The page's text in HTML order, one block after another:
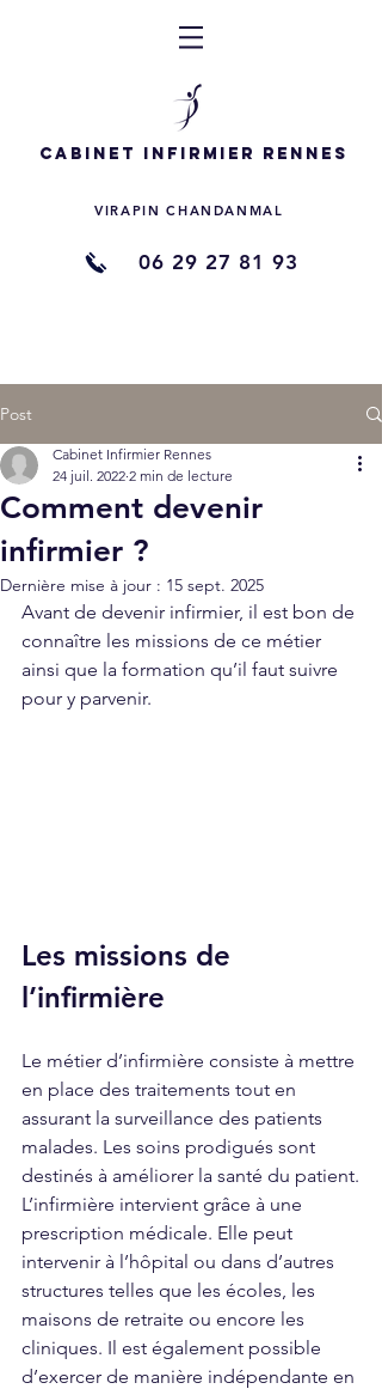
Cabinet Infirmier Rennes
VIRAPIN CHANDANMAL
06 29 27 81 93
Post
Comment devenir
infirmier ?
Cabinet Infirmier Rennes
24 juil. 2022 2 min de lecture
Dernière mise à jour : 15 sept. 2025
Avant de devenir infirmier, il est bon de
connaître les missions de ce métier
ainsi que la formation qu’il faut suivre
pour y parvenir.
Les missions de
l’infirmière
Le métier d’infirmière consiste à mettre
en place des traitements tout en
assurant la surveillance des patients
malades. Les soins prodigués sont
destinés à améliorer la santé du patient.
L’infirmière intervient grâce à une
prescription médicale. Elle peut
intervenir à l’hôpital ou dans d’autres
structures telles que les écoles, les
maisons de retraite ou encore les
cliniques. Il est également possible
d’exercer de manière indépendante en